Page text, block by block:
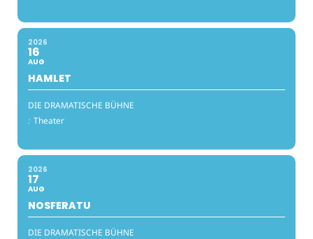
2026
16
AUG
HAMLET
DIE DRAMATISCHE BÜHNE
: Theater
2026
17
AUG
NOSFERATU
DIE DRAMATISCHE BÜHNE